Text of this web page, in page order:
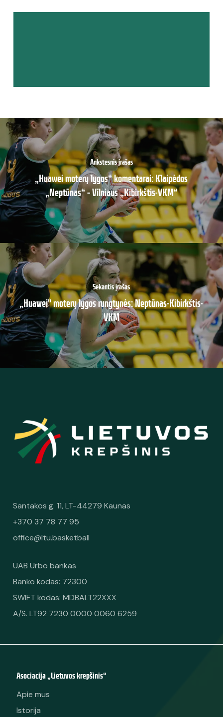
Ankstesnis įrašas
„Huawei moterų lygos“ komentarai: Klaipėdos
„Neptūnas“ – Vilniaus „Kibirkštis-VKM“
Sekantis įrašas
„Huawei" moterų lygos rungtynės: Neptūnas-Kibirkštis-
VKM
Santakos g. 11, LT-44279 Kaunas
+370 37 78 77 95
office@ltu.basketball
UAB Urbo bankas
Banko kodas: 72300
SWIFT kodas: MDBALT22XXX
A/S. LT92 7230 0000 0060 6259
Asociacija „Lietuvos krepšinis“
Apie mus
Istorija